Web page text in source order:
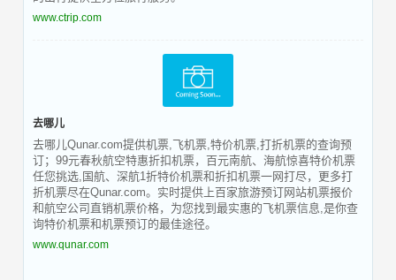
www.ctrip.com
去哪儿
去哪儿Qunar.com提供机票,飞机票,特价机票,打折机票的查询预
订；99元春秋航空特惠折扣机票，百元南航、海航惊喜特价机票
任您挑选,国航、深航1折特价机票和折扣机票一网打尽，更多打
折机票尽在Qunar.com。实时提供上百家旅游预订网站机票报价
和航空公司直销机票价格，为您找到最实惠的飞机票信息,是你查
询特价机票和机票预订的最佳途径。
www.qunar.com